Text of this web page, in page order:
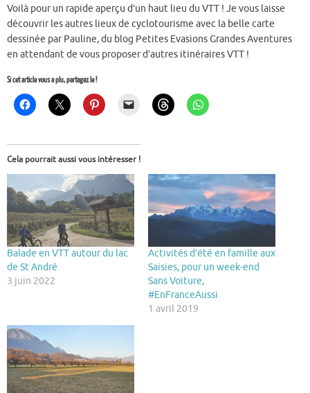
Voilà pour un rapide aperçu d’un haut lieu du VTT ! Je vous laisse
découvrir les autres lieux de cyclotourisme avec la belle carte
dessinée par Pauline, du blog Petites Evasions Grandes Aventures
en attendant de vous proposer d’autres itinéraires VTT !
Si cet article vous a plu, partagez le !
Cela pourrait aussi vous intéresser !
Balade en VTT autour du lac
de St André
3 juin 2022
Activités d’été en famille aux
Saisies, pour un week-end
Sans Voiture,
#EnFranceAussi
1 avril 2019